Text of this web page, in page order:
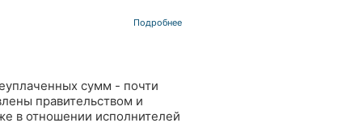
Подробнее
сумм - почти
правительством и
в отношении исполнителей